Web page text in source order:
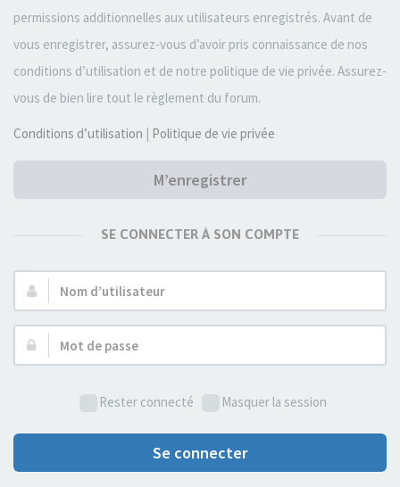
permissions additionnelles aux utilisateurs enregistrés. Avant de
vous enregistrer, assurez-vous d’avoir pris connaissance de nos
conditions d’utilisation et de notre politique de vie privée. Assurez-
vous de bien lire tout le règlement du forum.
Conditions d’utilisation | Politique de vie privée
M’enregistrer
SE CONNECTER À SON COMPTE
Nom
Mot
Rester connecté Masquer la session
Se connecter